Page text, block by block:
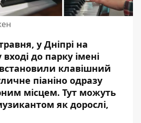
у Дніпрі на
до парку імені
клавішний
піаніно одразу
місцем. Тут можуть
як дорослі,